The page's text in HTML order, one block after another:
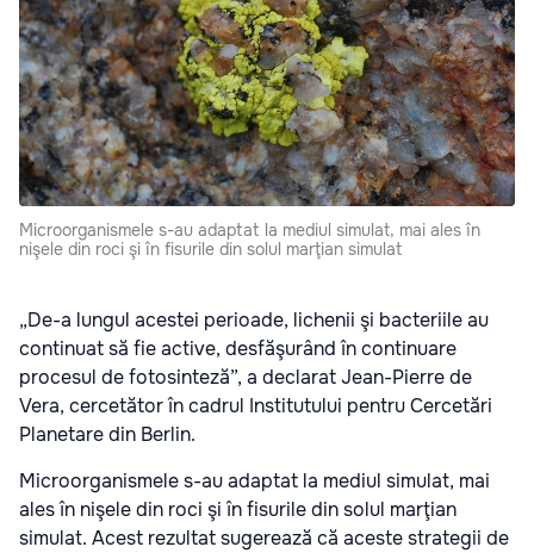
Microorganismele s-au adaptat la mediul simulat, mai ales în
nişele din roci şi în fisurile din solul marţian simulat
„De-a lungul acestei perioade, lichenii şi bacteriile au
continuat să fie active, desfăşurând în continuare
procesul de fotosinteză”, a declarat Jean-Pierre de
Vera, cercetător în cadrul Institutului pentru Cercetări
Planetare din Berlin.
Microorganismele s-au adaptat la mediul simulat, mai
ales în nişele din roci şi în fisurile din solul marţian
simulat. Acest rezultat sugerează că aceste strategii de